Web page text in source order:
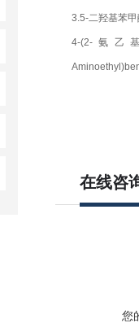
3.5-二羟基苯甲
4-(2-氨乙
在线咨
您